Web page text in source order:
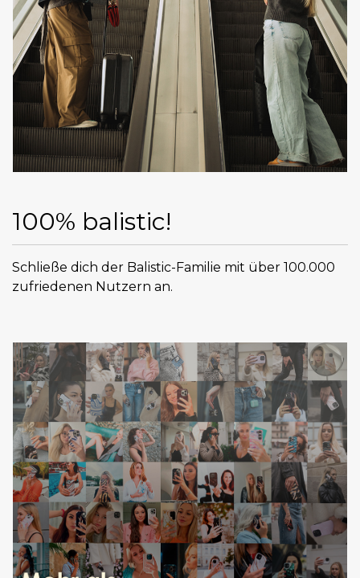
100% balistic!
Schließe dich der Balistic-Familie mit über 100.000
zufriedenen Nutzern an.